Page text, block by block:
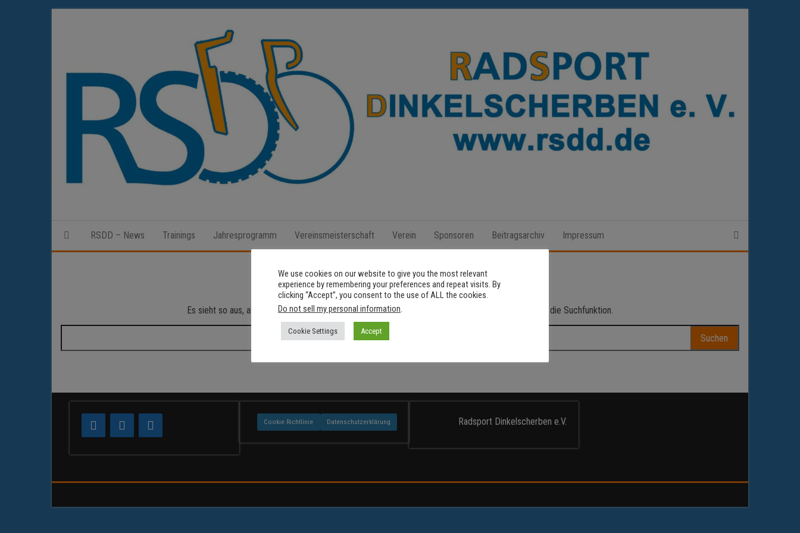
Dinkelscherben
e.V.
RSDD – News Trainings Jahresprogramm Vereinsmeisterschaft Verein Sponsoren Beitragsarchiv Impressum
Es konnte nichts gefunden werden.
Es sieht so aus, als ob wir nicht das finden konnten, wonach du gesucht hast. Möglicherweise hilft die Suchfunktion.
nach:
Cookie Richtlinie Datenschutzerklärung Radsport Dinkelscherben e.V.
We use cookies on our website to give you the most relevant
experience by remembering your preferences and repeat visits. By
clicking “Accept”, you consent to the use of ALL the cookies.
Do not sell my personal information.
Cookie Settings Accept